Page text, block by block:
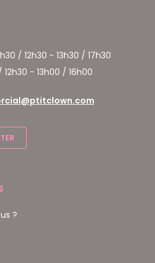
/ 12h30 - 13h30 / 17h30
- 13h00 / 16h00
?